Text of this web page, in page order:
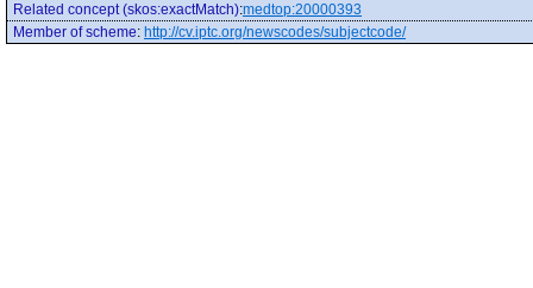
Related concept (skos:exactMatch):medtop:20000393
Member of scheme: http://cv.iptc.org/newscodes/subjectcode/